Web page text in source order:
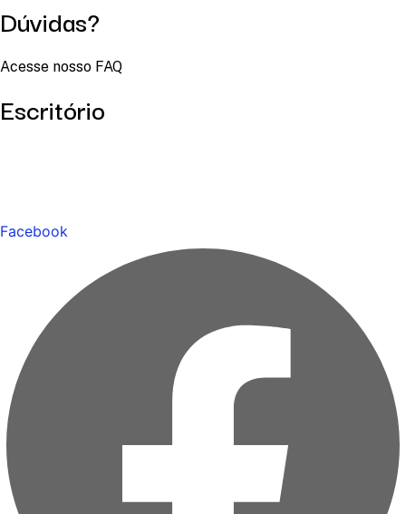
Dúvidas?
Acesse nosso FAQ
Escritório
Facebook